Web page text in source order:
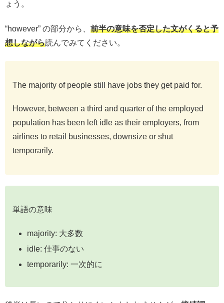
ょう。
“however” の部分から、 前半の意味を否定した文がくると予
想しながら読んでみてください。
The majority of people still have jobs they get paid for.
However, between a third and quarter of the employed
population has been left idle as their employers, from
airlines to retail businesses, downsize or shut
temporarily.
単語の意味
majority: 大多数
idle: 仕事のない
temporarily: 一次的に